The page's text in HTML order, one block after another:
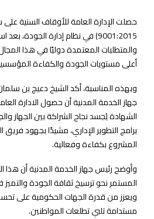
9001:2015) في نظام إدارة الجودة،
والمتطلبات المعتمدة دوليًا في هذا
أعلى مستويات الجودة والكفاءة
وبهذه المناسبة، أكد الشيخ دعيج بن
جهاز الخدمة المدنية أن حصول الادارة
الشهادة يُجسد نجاح الشراكة بين الجهاز
برامج التطوير الإداري، مشيدًا بجهود
المشروع بكفاءة وفعالية.
وأوضح رئيس جهاز الخدمة المدنية أن هذا
المستمر نحو ترسيخ ثقافة الجودة
ويعزز من قدرة الجهات الحكومية على
مستدامة تلبي تطلعات المواطنين.